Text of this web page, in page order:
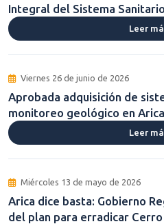
Integral del Sistema
Leer
Viernes 26 de junio de 2026
Aprobada adquisición de
monitoreo geológico en
Leer
Miércoles 13 de mayo de 2026
Arica dice basta: Gobierno
del plan para erradicar Cerro